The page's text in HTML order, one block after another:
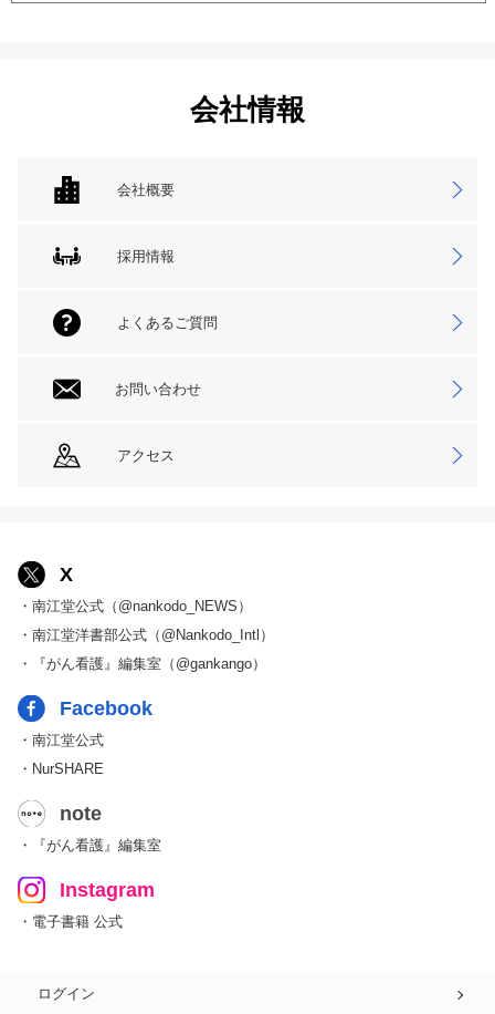
会社情報
会社概要
採用情報
よくあるご質問
お問い合わせ
アクセス
X
・南江堂公式（@nankodo_NEWS）
・南江堂洋書部公式（@Nankodo_Intl）
・『がん看護』編集室（@gankango）
Facebook
・南江堂公式
・NurSHARE
note
・『がん看護』編集室
Instagram
・電子書籍 公式
ログイン